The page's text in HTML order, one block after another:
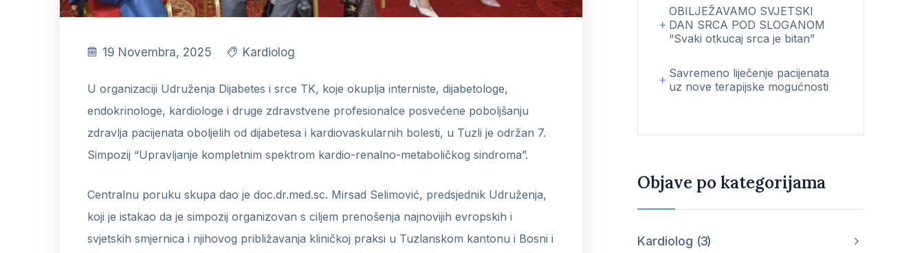
19 Novembra, 2025 Kardiolog
U organizaciji Udruženja Dijabetes i srce TK, koje okuplja interniste, dijabetologe,
endokrinologe, kardiologe i druge zdravstvene profesionalce posvećene poboljšanju
zdravlja pacijenata oboljelih od dijabetesa i kardiovaskularnih bolesti, u Tuzli je održan 7.
Simpozij “Upravljanje kompletnim spektrom kardio-renalno-metaboličkog sindroma”.
Centralnu poruku skupa dao je doc.dr.med.sc. Mirsad Selimović, predsjednik Udruženja,
koji je istakao da je simpozij organizovan s ciljem prenošenja najnovijih evropskih i
svjetskih smjernica i njihovog približavanja kliničkoj praksi u Tuzlanskom kantonu i Bosni i
OBILJEŽAVAMO SVJETSKI
DAN SRCA POD SLOGANOM
“Svaki otkucaj srca je bitan”
Savremeno liječenje pacijenata
uz nove terapijske mogućnosti
Objave po kategorijama
Kardiolog 3